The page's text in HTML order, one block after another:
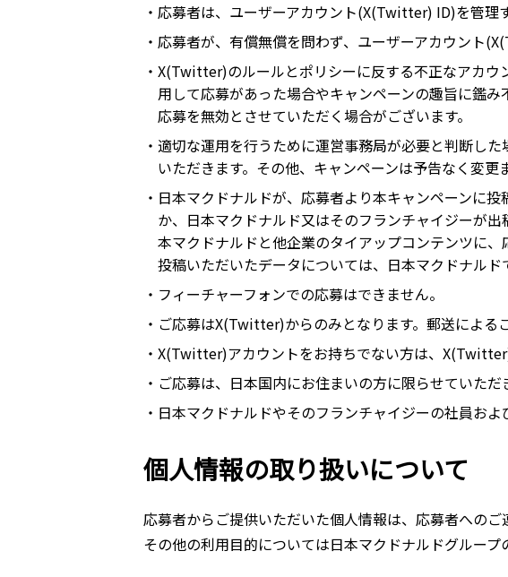
・応募者は、ユーザーアカウント(X(Twitter) ID)を管理
・応募者が、有償無償を問わず、ユーザーアカウント
・X(Twitter)のルールとポリシーに反する不正なアカ
用して応募があった場合やキャンペーンの趣旨に鑑
応募を無効とさせていただく場合がございます。
・適切な運用を行うために運営事務局が必要と判断し
いただきます。その他、キャンペーンは予告なく変更
・日本マクドナルドが、応募者より本キャンペーンに
か、日本マクドナルド又はそのフランチャイジーが
本マクドナルドと他企業のタイアップコンテンツに
投稿いただいたデータについては、日本マクドナル
・フィーチャーフォンでの応募はできません。
・ご応募はX(Twitter)からのみとなります。郵送による
・X(Twitter)アカウントをお持ちでない方は、
・ご応募は、日本国内にお住まいの方に限らせていただ
・日本マクドナルドやそのフランチャイジーの社員お
個人情報の取り扱いについて
応募者からご提供いただいた個人情報は、応募者へのご
その他の利用目的については日本マクドナルドグループ